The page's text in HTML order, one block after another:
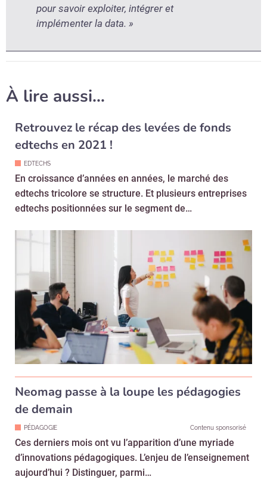
pour savoir exploiter, intégrer et
implémenter la data. »
À lire aussi…
Retrouvez le récap des levées de fonds
edtechs en 2021 !
EDTECHS
En croissance d’années en années, le marché des
edtechs tricolore se structure. Et plusieurs entreprises
edtechs positionnées sur le segment de…
Neomag passe à la loupe les pédagogies
de demain
PÉDAGOGIE Contenu sponsorisé
Ces derniers mois ont vu l’apparition d’une myriade
d’innovations pédagogiques. L’enjeu de l’enseignement
aujourd’hui ? Distinguer, parmi…